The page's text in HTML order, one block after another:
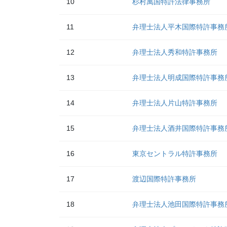
11 弁理士法人平木国際特許事務
12 弁理士法人秀和特許事務所
13 弁理士法人明成国際特許事務
14 弁理士法人片山特許事務所
15 弁理士法人酒井国際特許事務
16 東京セントラル特許事務所
17 渡辺国際特許事務所
18 弁理士法人池田国際特許事務